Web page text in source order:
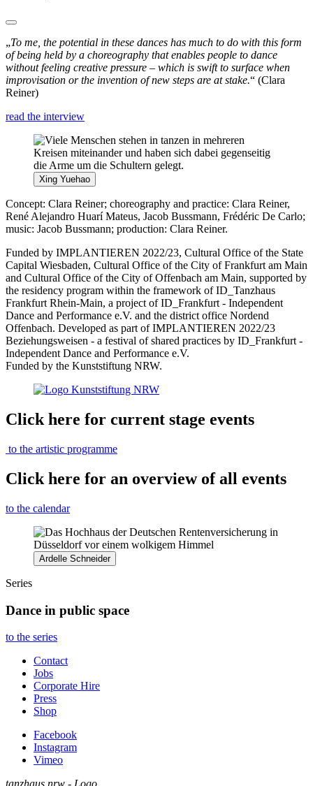
„To me, the potential in these dances has much to do with this form
of being held by a choreography that enables people to dance
without feeling creative pressure – which is swift to surface when
improvisation or the invention of new steps are at stake.“ (Clara
Reiner)
read the interview
Xing Yuehao
Concept: Clara Reiner; choreography and practice: Clara Reiner,
René Alejandro Huarí Mateus, Jacob Bussmann, Frédéric De Carlo;
music: Jacob Bussmann; production: Clara Reiner.
Funded by IMPLANTIEREN 2022/23, Cultural Office of the State
Capital Wiesbaden, Cultural Office of the City of Frankfurt am Main
and Cultural Office of the City of Offenbach am Main, supported by
the residency program within the framework of ID_Tanzhaus
Frankfurt Rhein-Main, a project of ID_Frankfurt - Independent
Dance and Performance e.V. and the district office Nordend
Offenbach. Developed as part of IMPLANTIEREN 2022/23
Beziehungsweisen - a festival of shared practices by ID_Frankfurt -
Independent Dance and Performance e.V.
Funded by the Kunststiftung NRW.
Click here for current stage events
to the artistic programme
Click here for an overview of all events
to the calendar
Ardelle Schneider
Series
Dance in public space
to the series
Contact
Jobs
Corporate Hire
Press
Shop
Facebook
Instagram
Vimeo